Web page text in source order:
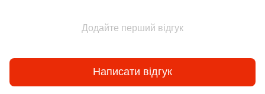
Додайте перший відгук
Написати відгук